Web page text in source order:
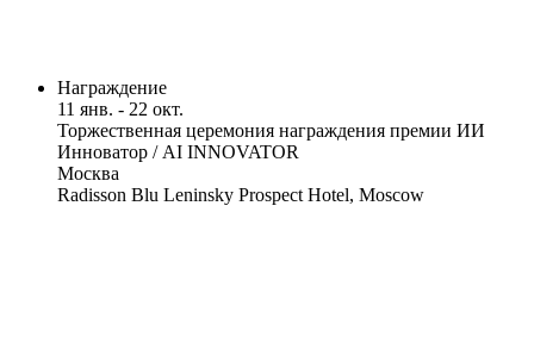
Награждение
11 янв. - 22 окт.
Торжественная церемония награждения премии ИИ
Инноватор / AI INNOVATOR
Москва
Radisson Blu Leninsky Prospect Hotel, Moscow